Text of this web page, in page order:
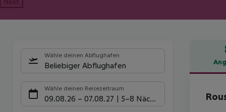
Wähle deinen Abflughafen
Beliebiger Abflughafen
Wähle deinen Reisezeitraum
09.08.26 – 07.08.27 5-8 Nächte